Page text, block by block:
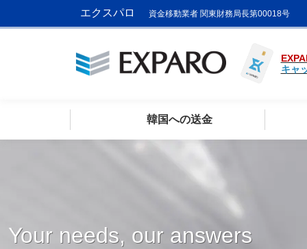
エクスパロ 資金移動業者 関東財務局長第00018号
キャ
韓国への送金
Your needs, our answers